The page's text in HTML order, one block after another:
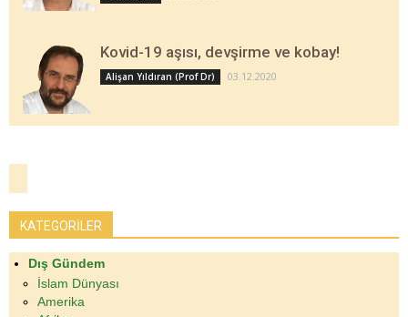
Kovid-19 aşısı, devşirme ve kobay!
Alişan Yıldıran (Prof Dr) 03.12.2020
KATEGORİLER
Dış Gündem
İslam Dünyası
Amerika